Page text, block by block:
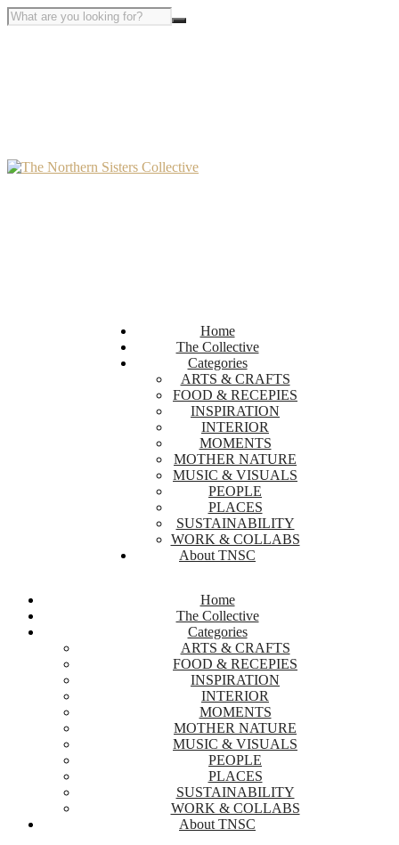
Home
The Collective
Categories
ARTS & CRAFTS
FOOD & RECEPIES
INSPIRATION
INTERIOR
MOMENTS
MOTHER NATURE
MUSIC & VISUALS
PEOPLE
PLACES
SUSTAINABILITY
WORK & COLLABS
About TNSC
Home
The Collective
Categories
ARTS & CRAFTS
FOOD & RECEPIES
INSPIRATION
INTERIOR
MOMENTS
MOTHER NATURE
MUSIC & VISUALS
PEOPLE
PLACES
SUSTAINABILITY
WORK & COLLABS
About TNSC